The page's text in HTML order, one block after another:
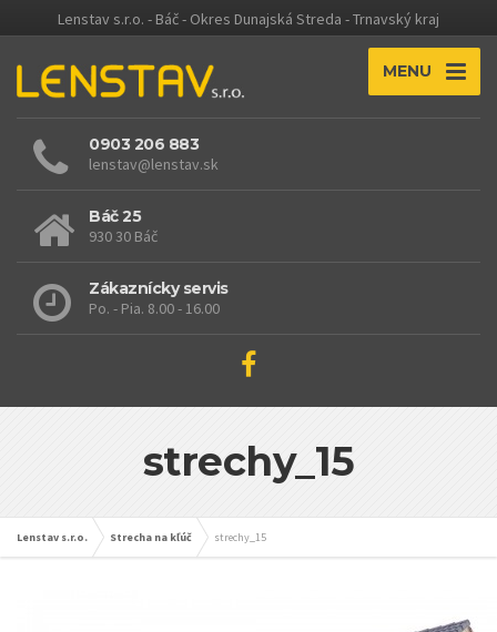
Lenstav s.r.o. - Báč - Okres Dunajská Streda - Trnavský kraj
MENU
0903 206 883
lenstav@lenstav.sk
Báč 25
930 30 Báč
Zákaznícky servis
Po. - Pia. 8.00 - 16.00
strechy_15
Lenstav s.r.o. Strecha na kľúč strechy_15